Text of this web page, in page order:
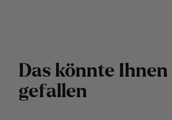
Das könnte Ihnen
gefallen